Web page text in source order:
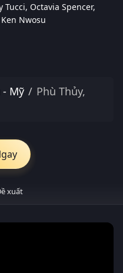
Tucci Octavia Spencer
Ken Nwosu
- Mỹ
Phù Thủy,
xuất